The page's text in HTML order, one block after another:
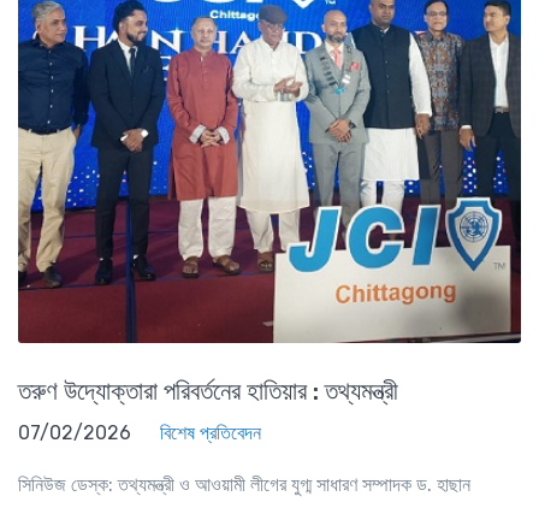
তরুণ উদ্যোক্তারা পরিবর্তনের হাতিয়ার : তথ্যমন্ত্রী
07/02/2026 বিশেষ প্রতিবেদন
সিনিউজ ডেস্ক: তথ্যমন্ত্রী ও আওয়ামী লীগের যুগ্ম সাধারণ সম্পাদক ড. হাছান